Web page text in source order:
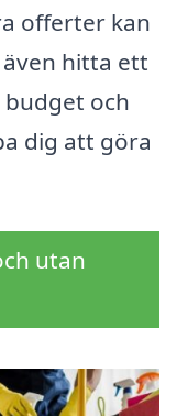
offerter kan
hitta ett
och
dig att göra
utan